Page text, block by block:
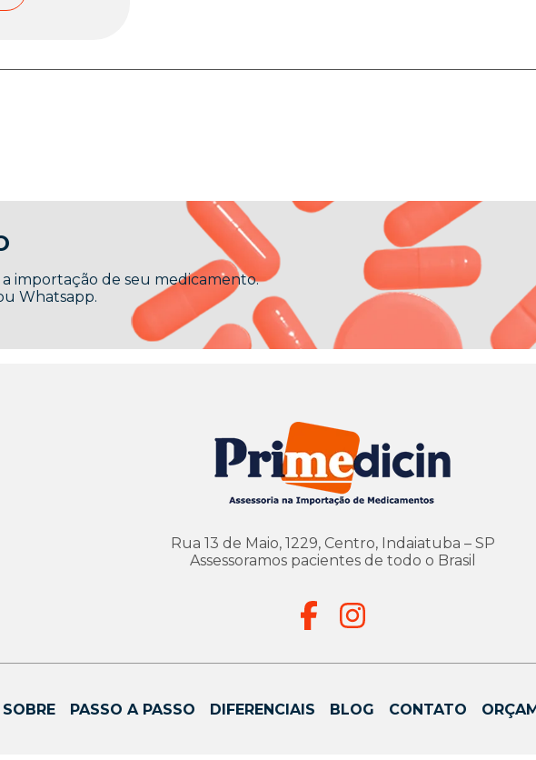
importação de seu medicamento.
Whatsapp.
Rua 13 de Maio, 1229, Centro, Indaiatuba – SP
Assessoramos pacientes de todo o Brasil
SOBRE PASSO A PASSO DIFERENCIAIS BLOG CONTATO